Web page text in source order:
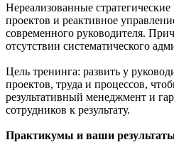
Нереализованные
проектов и реактивное
современного руководителя.
отсутствии систематического
Цель тренинга: развить у
проектов, труда и процессов,
результативный менеджмент и
сотрудников к результату.
Практикумы и ваши